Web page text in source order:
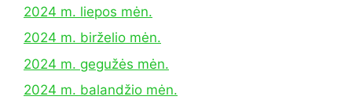
2024 m. liepos mėn.
2024 m. birželio mėn.
2024 m. gegužės mėn.
2024 m. balandžio mėn.